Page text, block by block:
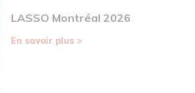
LASSO Montréal 2026
En savoir plus >